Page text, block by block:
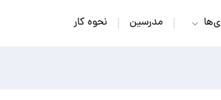
مدرسین نحوه کار